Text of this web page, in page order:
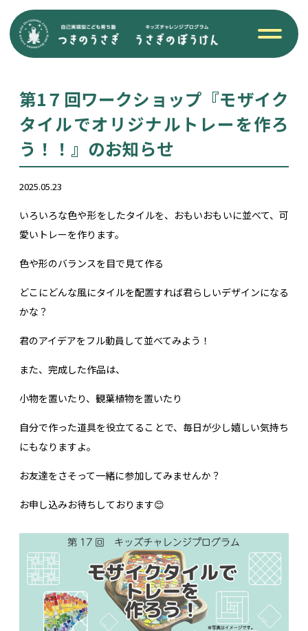
第1７回ワークショップ『モザイク
タイルでオリジナルトレーを作ろ
う！！』のお知らせ
2025.05.23
いろいろな色や形をしたタイルを、おもいおもいに並べて、可
愛いトレーを作ります。
色や形のバランスを目で見て作る
どこにどんな風にタイルを配置すれば君らしいデザインになる
かな？
君のアイデアをフル動員して並べてみよう！
また、完成した作品は、
小物を置いたり、観葉植物を置いたり
自分で作った道具を役立てることで、毎日が少し嬉しい気持ち
にもなりますよ。
お友達をさそって一緒に参加してみませんか？
お申し込みお待ちしております😊